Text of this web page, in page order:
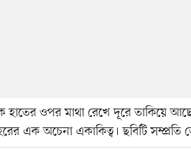
হাতের ওপর মাথা রেখে দূরে তাকিয়ে
এক অচেনা একাকিত্ব। ছবিটি সম্প্রতি